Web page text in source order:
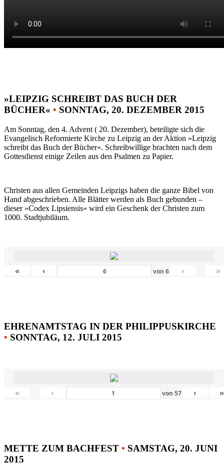
»LEIPZIG SCHREIBT DAS BUCH DER
BÜCHER« • SONNTAG, 20. DEZEMBER 2015
Am Sonntag, den 4. Advent ( 20. Dezember), beteiligte sich die
Evangelisch Reformierte Kirche zu Leipzig an der Aktion »Leipzig
schreibt das Buch der Bücher«. Schreibwillige brachten nach dem
Gottesdienst einige Zeilen aus den Psalmen zu Papier.
Christen aus allen Gemeinden Leipzigs haben die ganze Bibel von
Hand abgeschrieben. Alle Blätter werden als Buch gebunden –
dieser »Codex Lipsiensis« wird ein Geschenk der Christen zum
1000. Stadtjubiläum.
« ‹ von6 › »
EHRENAMTSTAG IN DER PHILIPPUSKIRCHE
• SONNTAG, 12. JULI 2015
« ‹ von 57 › »
METTE ZUM BACHFEST • SAMSTAG, 20. JUNI
2015